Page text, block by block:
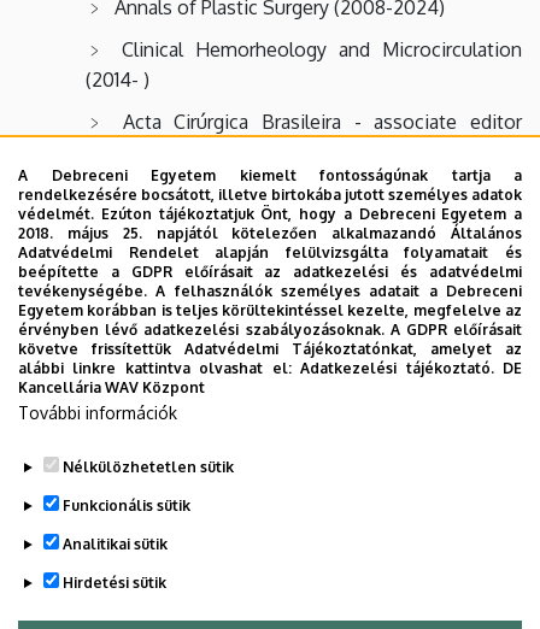
Műtéttani
Tanszék
Annals of Plastic Surgery (2008-2024)
Clinical Hemorheology and Microcirculation
(2014- )
Acta Cirúrgica Brasileira - associate editor
Frontiers in Physiology - review editor (2018-
2022), associate editor (2022-)
Series on Biomechanics (2019- )
Journal of Cellular Biotechnology (2021- )
Metabolites (2022-)
Magyar Sebészet (2025- )
Legutóbbi frissítés: 2026. 07. 15. 10:16
A Debreceni Egyetem kiemelt fontosságúnak tartja a
rendelkezésére bocsátott, illetve birtokába jutott személyes adatok
védelmét. Ezúton tájékoztatjuk Önt, hogy a Debreceni Egyetem a
2018. május 25. napjától kötelezően alkalmazandó Általános
Adatvédelmi Rendelet alapján felülvizsgálta folyamatait és
beépítette a GDPR előírásait az adatkezelési és adatvédelmi
tevékenységébe. A felhasználók személyes adatait a Debreceni
Egyetem korábban is teljes körültekintéssel kezelte, megfelelve az
érvényben lévő adatkezelési szabályozásoknak. A GDPR előírásait
követve frissítettük Adatvédelmi Tájékoztatónkat, amelyet az
alábbi linkre kattintva olvashat el:Adatkezelési tájékoztató. DE
Kancellária WAV Központ
További információk
Nélkülözhetetlen sütik
Funkcionális sütik
Analitikai sütik
Hirdetési sütik